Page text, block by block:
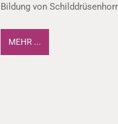
Bildung von
MEHR ...